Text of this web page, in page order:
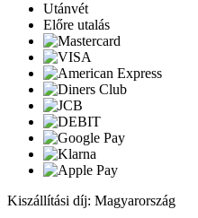
Utánvét
Előre utalás
Kiszállítási díj: Magyarország